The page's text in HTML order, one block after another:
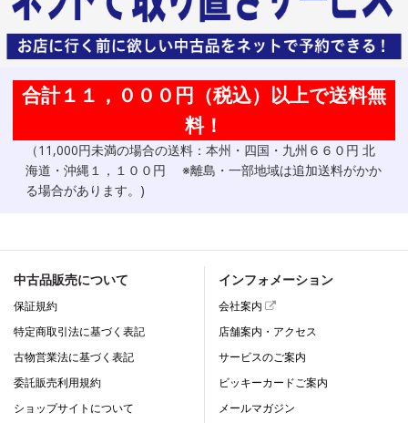
合計１１，０００円（税込）以上で送料無
料！
（11,000円未満の場合の送料：本州・四国・九州６６０円 北
海道・沖縄１，１００円 ※離島・一部地域は追加送料がかか
る場合があります。)
中古品販売について
保証規約
特定商取引法に基づく表記
古物営業法に基づく表記
委託販売利用規約
ショップサイトについて
インフォメーション
会社案内
店舗案内・アクセス
サービスのご案内
ビッキーカードご案内
メールマガジン